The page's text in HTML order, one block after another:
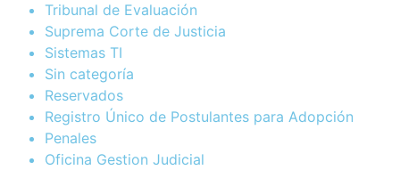
Tribunal de Evaluación
Suprema Corte de Justicia
Sistemas TI
Sin categoría
Reservados
Registro Único de Postulantes para Adopción
Penales
Oficina Gestion Judicial